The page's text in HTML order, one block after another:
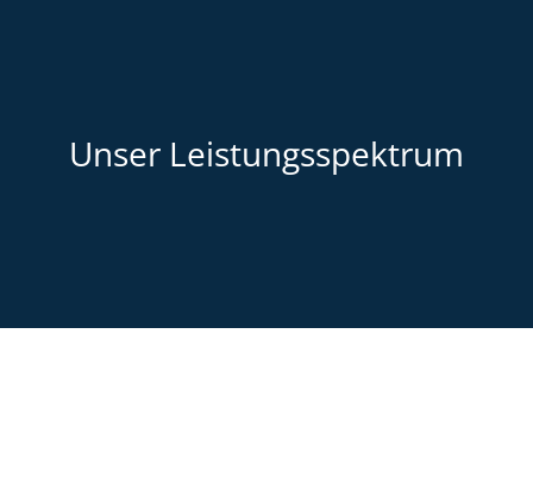
Unser Leistungsspektrum